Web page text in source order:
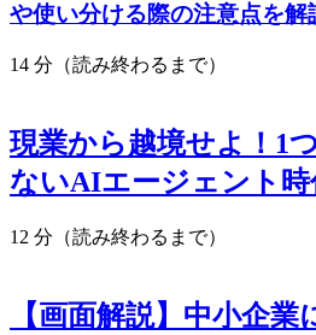
や使い分ける際の注意点を解
14 分（読み終わるまで）
現業から越境せよ！1
ないAIエージェント
12 分（読み終わるまで）
【画面解説】中小企業